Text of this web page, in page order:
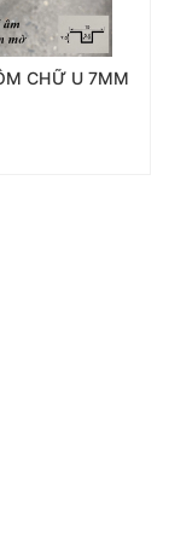
CHỮ U 7MM